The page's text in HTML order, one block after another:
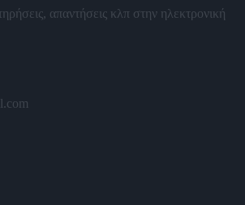
απαντήσεις κλπ στην ηλεκτρονική